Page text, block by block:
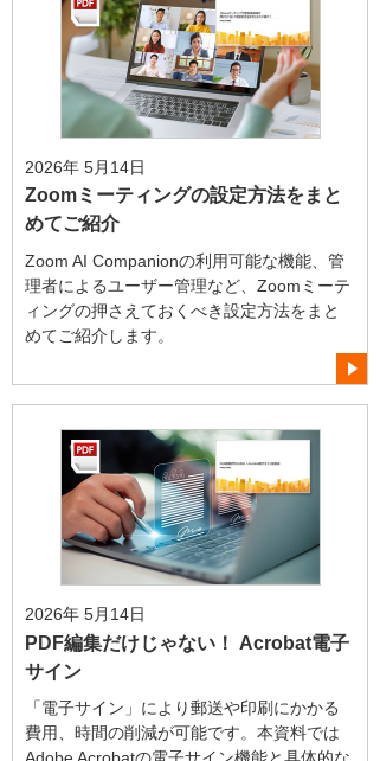
2026年 5月14日
Zoomミーティングの設定方法をまと
めてご紹介
Zoom AI Companionの利用可能な機能、管
理者によるユーザー管理など、Zoomミーテ
ィングの押さえておくべき設定方法をまと
めてご紹介します。
2026年 5月14日
PDF編集だけじゃない！ Acrobat電子
サイン
「電子サイン」により郵送や印刷にかかる
費用、時間の削減が可能です。本資料では